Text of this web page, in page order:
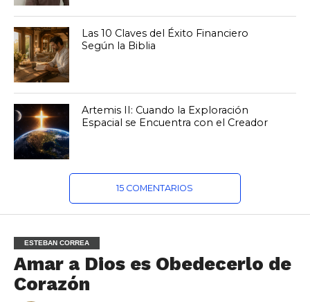
Las 10 Claves del Éxito Financiero
Según la Biblia
Artemis II: Cuando la Exploración
Espacial se Encuentra con el Creador
15 COMENTARIOS
ESTEBAN CORREA
Amar a Dios es Obedecerlo de
Corazón